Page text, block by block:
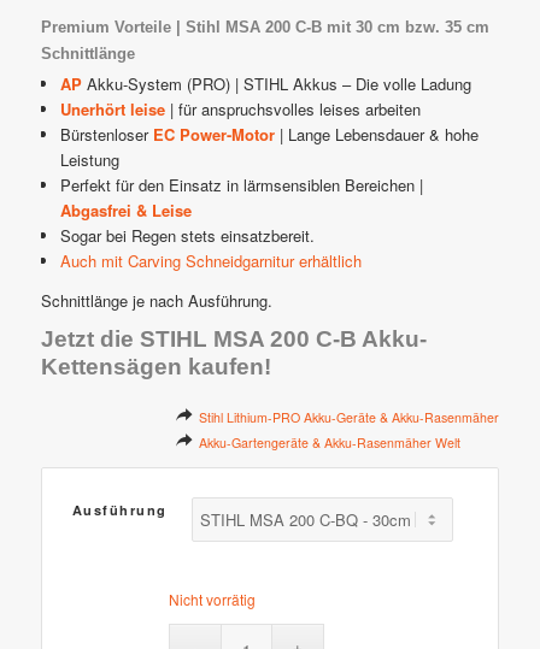
Premium Vorteile | Stihl MSA 200 C-B mit 30 cm bzw. 35 cm
Schnittlänge
AP Akku-System (PRO) | STIHL Akkus – Die volle Ladung
Unerhört leise | für anspruchsvolles leises arbeiten
Bürstenloser EC Power-Motor | Lange Lebensdauer & hohe
Leistung
Perfekt für den Einsatz in lärmsensiblen Bereichen |
Abgasfrei & Leise
Sogar bei Regen stets einsatzbereit.
Auch mit Carving Schneidgarnitur erhältlich
Schnittlänge je nach Ausführung.
Jetzt die STIHL MSA 200 C-B Akku-
Kettensägen kaufen!
Stihl Lithium-PRO Akku-Geräte & Akku-Rasenmäher
Akku-Gartengeräte & Akku-Rasenmäher Welt
Ausführung
Nicht vorrätig